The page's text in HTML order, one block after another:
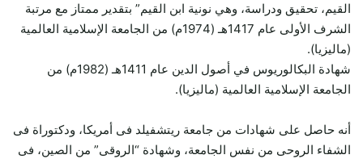
القيم، تحقيق ودراسة، وهي نونية ابن القيم” بتقدير ممتاز مع مرتبة
الشرف الأولى عام 1417هـ (1974م) من الجامعة الإسلامية العالمية
(ماليزيا).
شهادة البكالوريوس في أصول الدين عام 1411هـ (1982م) من
الجامعة الإسلامية العالمية (ماليزيا).
أنه حاصل على شهادات من جامعة ريتشفيلد فى أمريكا، ودكتوراة فى
الشفاء الروحى من نفس الجامعة، وشهادة “الروقى” من الصين، فى